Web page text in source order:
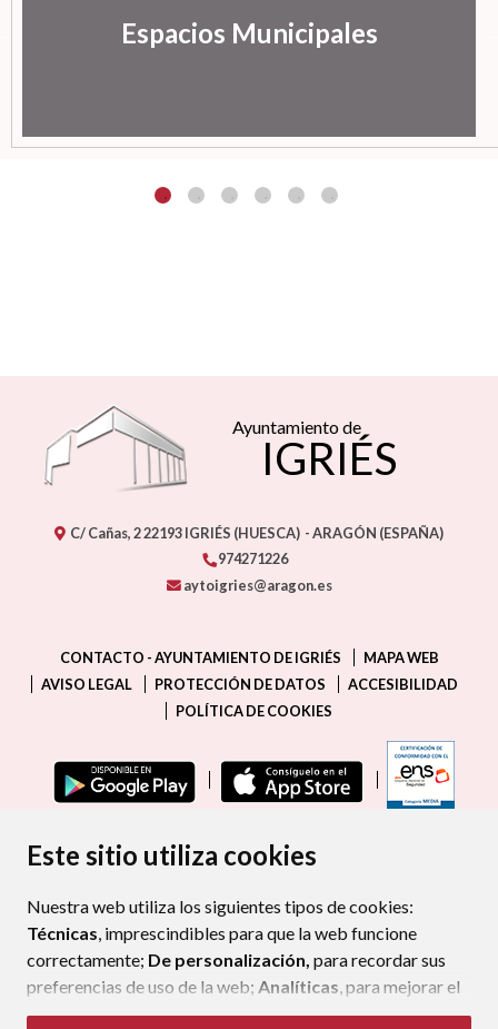
Este sitio utiliza cookies
Nuestra web utiliza los siguientes tipos de cookies:
Técnicas, imprescindibles para que la web funcione
correctamente; De personalización, para recordar sus
preferencias de uso de la web; Analíticas, para mejorar el
funcionamiento de la web y sus servicios.
Espacios Municipales
Ayuntamiento de
IGRIÉS
C/ Cañas, 222193IGRIÉS (HUESCA) - ARAGÓN (ESPAÑA)
974271226
aytoigries@aragon.es
CONTACTO - AYUNTAMIENTO DE IGRIÉS
MAPA WEB
AVISO LEGAL
PROTECCIÓN DE DATOS
ACCESIBILIDAD
POLÍTICA DE COOKIES